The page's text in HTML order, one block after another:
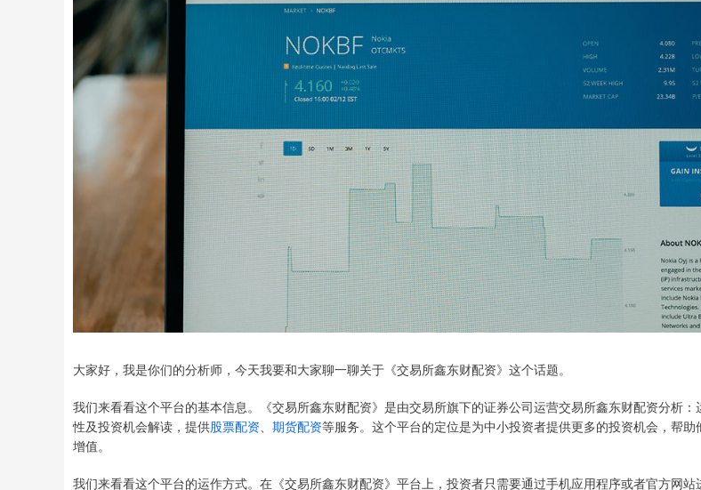
大家好，我是你们的分析师，今天我要和大家聊一聊关于《交易所鑫东财配资》这个话题。
我们来看看这个平台的基本信息。《交易所鑫东财配资》是由交易所旗下的证券公司运营交易所鑫东财配资分析：
性及投资机会解读，提供股票配资 期货配资等服务。这个平台的定位是为中小投资者提供更多的投资机会，帮助
增值。
我们来看看这个平台的运作方式。在《交易所鑫东财配资》平台上，投资者只需要通过手机应用程序或者官方网站